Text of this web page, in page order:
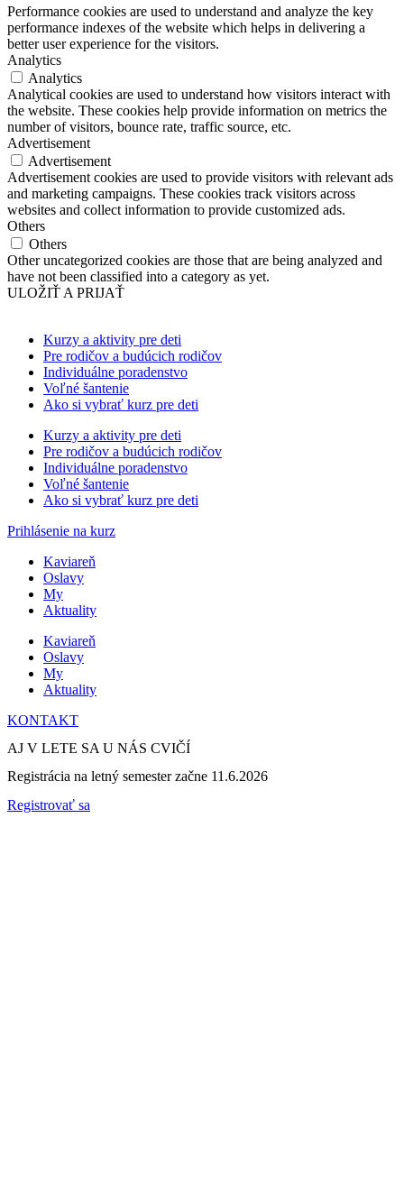
Performance cookies are used to understand and analyze the key
performance indexes of the website which helps in delivering a
better user experience for the visitors.
Analytics
Analytics
Analytical cookies are used to understand how visitors interact with
the website. These cookies help provide information on metrics the
number of visitors, bounce rate, traffic source, etc.
Advertisement
Advertisement
Advertisement cookies are used to provide visitors with relevant ads
and marketing campaigns. These cookies track visitors across
websites and collect information to provide customized ads.
Others
Others
Other uncategorized cookies are those that are being analyzed and
have not been classified into a category as yet.
ULOŽIŤ A PRIJAŤ
Kurzy a aktivity pre deti
Pre rodičov a budúcich rodičov
Individuálne poradenstvo
Voľné šantenie
Ako si vybrať kurz pre deti
Kurzy a aktivity pre deti
Pre rodičov a budúcich rodičov
Individuálne poradenstvo
Voľné šantenie
Ako si vybrať kurz pre deti
Prihlásenie na kurz
Kaviareň
Oslavy
My
Aktuality
Kaviareň
Oslavy
My
Aktuality
KONTAKT
AJ V LETE SA U NÁS CVIČÍ
Registrácia na letný semester začne 11.6.2026
Registrovať sa